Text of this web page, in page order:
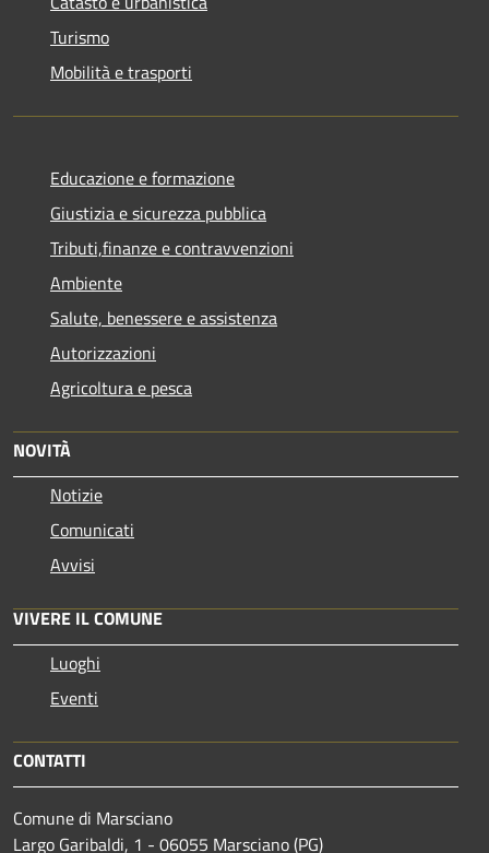
Turismo
Mobilità e trasporti
Educazione e formazione
Giustizia e sicurezza pubblica
Tributi,finanze e contravvenzioni
Ambiente
Salute, benessere e assistenza
Autorizzazioni
Agricoltura e pesca
NOVITÀ
Notizie
Comunicati
Avvisi
VIVERE IL COMUNE
Luoghi
Eventi
CONTATTI
Comune di Marsciano
Largo Garibaldi, 1 - 06055 Marsciano (PG)